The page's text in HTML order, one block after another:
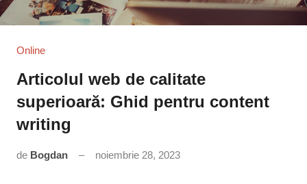
Online
Articolul web de calitate
superioară: Ghid pentru content
writing
de Bogdan noiembrie 28, 2023